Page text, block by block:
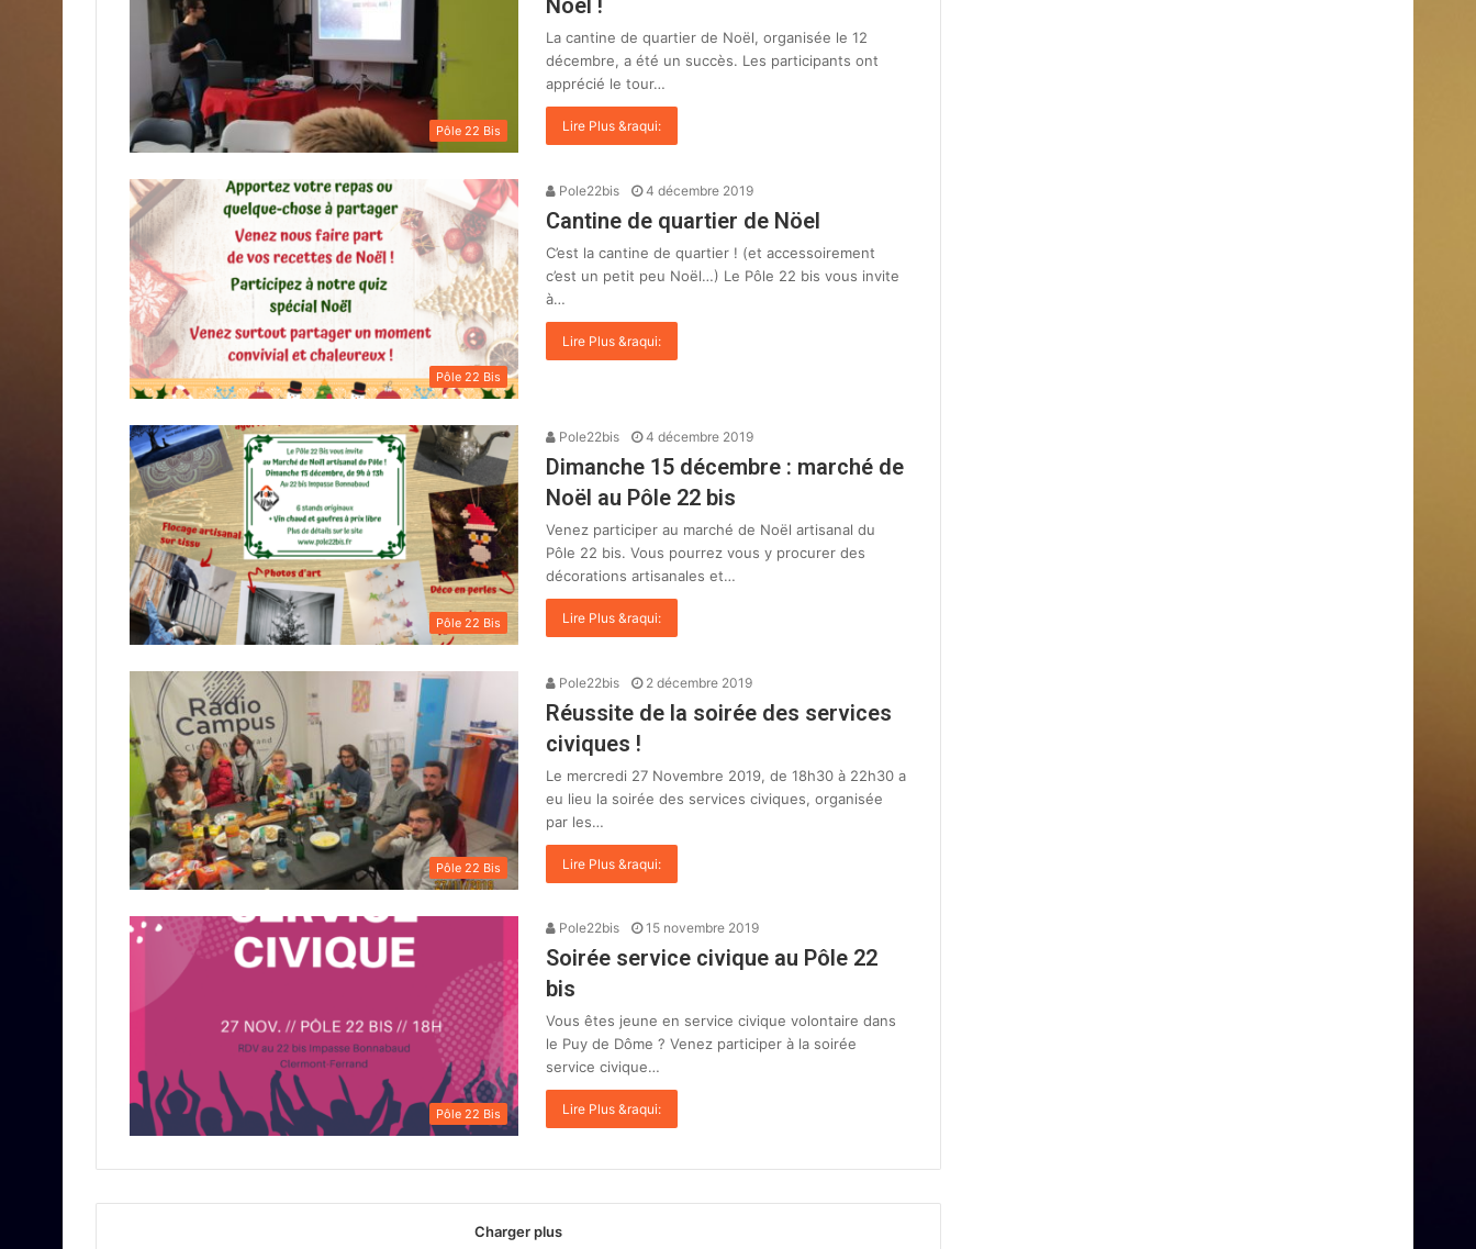
Pôle 22 Bis
Noël !
La cantine de quartier de Noël, organisée le 12
décembre, a été un succès. Les participants ont
apprécié le tour…
Lire Plus &raqui:
Pôle 22 Bis
Pole22bis 4 décembre 2019
Cantine de quartier de Nöel
C’est la cantine de quartier ! (et accessoirement
c’est un petit peu Noël…) Le Pôle 22 bis vous invite
à…
Lire Plus &raqui:
Pôle 22 Bis
Pole22bis 4 décembre 2019
Dimanche 15 décembre : marché de
Noël au Pôle 22 bis
Venez participer au marché de Noël artisanal du
Pôle 22 bis. Vous pourrez vous y procurer des
décorations artisanales et…
Lire Plus &raqui:
Pôle 22 Bis
Pole22bis 2 décembre 2019
Réussite de la soirée des services
civiques !
Le mercredi 27 Novembre 2019, de 18h30 à 22h30 a
eu lieu la soirée des services civiques, organisée
par les…
Lire Plus &raqui:
Pôle 22 Bis
Pole22bis 15 novembre 2019
Soirée service civique au Pôle 22
bis
Vous êtes jeune en service civique volontaire dans
le Puy de Dôme ? Venez participer à la soirée
service civique…
Lire Plus &raqui:
Charger plus